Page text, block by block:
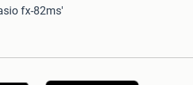
fx-82ms'